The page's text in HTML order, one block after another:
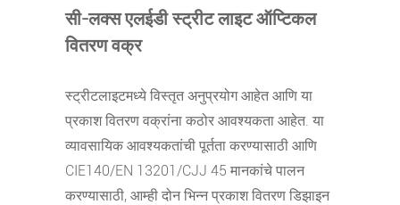
सी-लक्स एलईडी स्ट्रीट लाइट ऑप्टिकल
वितरण वक्र
स्ट्रीटलाइटमध्ये विस्तृत अनुप्रयोग आहेत आणि या
प्रकाश वितरण वक्रांना कठोर आवश्यकता आहेत. या
व्यावसायिक आवश्यकतांची पूर्तता करण्यासाठी आणि
CIE140/EN 13201/CJJ 45 मानकांचे पालन
करण्यासाठी, आम्ही दोन भिन्न प्रकाश वितरण डिझाइन